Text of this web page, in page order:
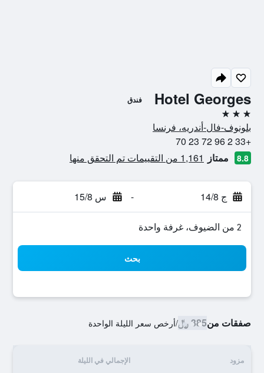
Hotel Georges فندق
3 نجوم
بلونوف-فال-أندريه، فرنسا
+33 2 96 72 23 70
8.8 ممتاز 1,161 من التقييمات تم التحقق منها
ج 14/8 - س 15/8
2 من الضيوف، غرفة واحدة
بحث
صفقات من385 ﷼ /أرخص سعر الليلة الواحدة
مزود الإجمالي في الليلة